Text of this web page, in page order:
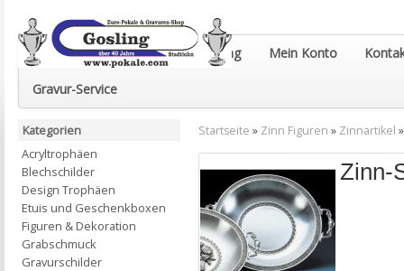
Euro-Pokale & Gravur-Shop Gosling Mein Konto
Gravur-Service
Startseite » Zinn Figuren » Zinnartikel
Zinn-
Kategorien
Acryltrophäen
Blechschilder
Design Trophäen
Etuis und Geschenkboxen
Figuren & Dekoration
Grabschmuck
Gravurschilder